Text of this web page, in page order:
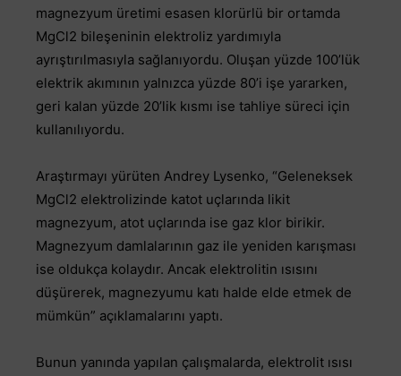
magnezyum üretimi esasen klorürlü bir ortamda
MgCl2 bileşeninin elektroliz yardımıyla
ayrıştırılmasıyla sağlanıyordu. Oluşan yüzde 100’lük
elektrik akımının yalnızca yüzde 80’i işe yararken,
geri kalan yüzde 20’lik kısmı ise tahliye süreci için
kullanılıyordu.
Araştırmayı yürüten Andrey Lysenko, “Geleneksek
MgCl2 elektrolizinde katot uçlarında likit
magnezyum, atot uçlarında ise gaz klor birikir.
Magnezyum damlalarının gaz ile yeniden karışması
ise oldukça kolaydır. Ancak elektrolitin ısısını
düşürerek, magnezyumu katı halde elde etmek de
mümkün” açıklamalarını yaptı.
Bunun yanında yapılan çalışmalarda, elektrolit ısısı